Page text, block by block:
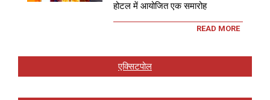
होटल में आयोजित एक समारोह
READ MORE
एक्सिटपोल